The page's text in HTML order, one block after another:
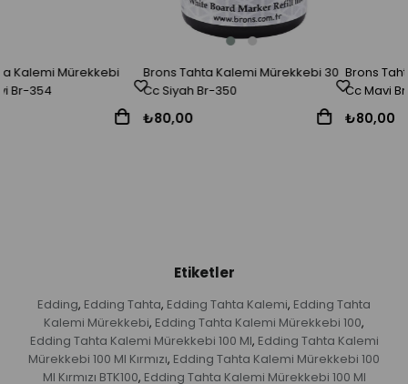
Brons Tahta Kalemi Mürekkebi 30
Cc Siyah Br-350
Brons Tahta Kalemi Mürekkebi 30
Cc Mavi Br-351
Etiketler
Edding, Edding Tahta, Edding Tahta Kalemi, Edding Tahta
Kalemi Mürekkebi, Edding Tahta Kalemi Mürekkebi 100,
Edding Tahta Kalemi Mürekkebi 100 Ml, Edding Tahta Kalemi
Mürekkebi 100 Ml Kırmızı, Edding Tahta Kalemi Mürekkebi 100
Ml Kırmızı BTK100, Edding Tahta Kalemi Mürekkebi 100 Ml